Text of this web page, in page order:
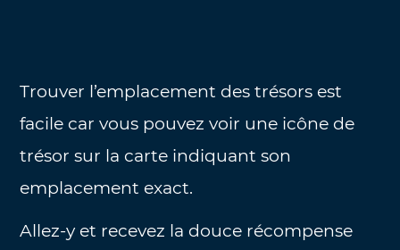
Trouver l’emplacement des trésors est
facile car vous pouvez voir une icône de
trésor sur la carte indiquant son
emplacement exact.
Allez-y et recevez la douce récompense